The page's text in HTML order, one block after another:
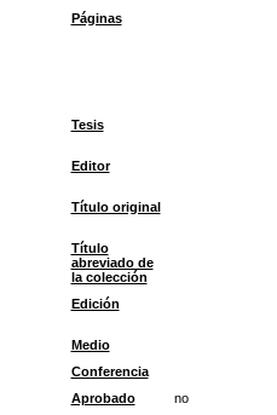
Páginas
Tesis
Editor
Título original
Título
abreviado de
la colección
Edición
Medio
Conferencia
Aprobado
no